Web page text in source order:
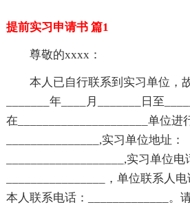
提前实习申请书 篇1
尊敬的xxxx：
本人已自行联系到实习单位，
_______年____月_______日至
在_____________________单位进
_______________,实习单位地址：
___________________,实习单位电
________________，单位联系人
本人联系电话：_____________。